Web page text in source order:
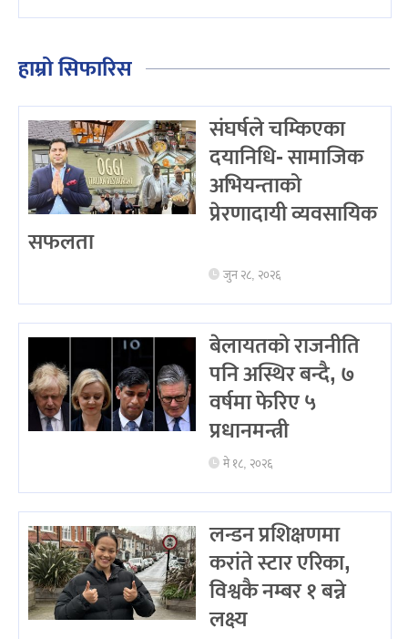
हाम्रो सिफारिस
संघर्षले चम्किएका
दयानिधि- सामाजिक
अभियन्ताको
प्रेरणादायी व्यवसायिक
सफलता
जुन २८, २०२६
बेलायतको राजनीति
पनि अस्थिर बन्दै, ७
वर्षमा फेरिए ५
प्रधानमन्त्री
मे १८, २०२६
लन्डन प्रशिक्षणमा
करांते स्टार एरिका,
विश्वकै नम्बर १ बन्ने
लक्ष्य